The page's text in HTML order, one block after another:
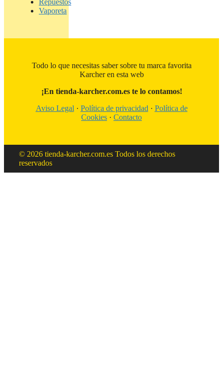
Repuestos
Vaporeta
Todo lo que necesitas saber sobre tu marca favorita
Karcher en esta web
¡En tienda-karcher.com.es te lo contamos!
Aviso Legal · Política de privacidad · Política de
Cookies · Contacto
© 2026 tienda-karcher.com.es Todos los derechos
reservados